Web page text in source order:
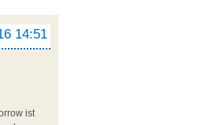
14:51
ist